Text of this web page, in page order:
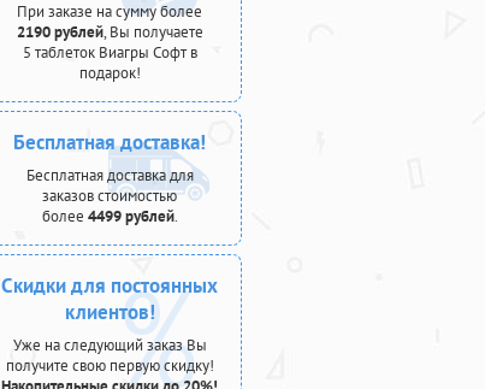
При заказе на сумму более
2190 рублей, Вы получаете
5 таблеток Виагры Софт в
подарок!
Бесплатная доставка!
Бесплатная доставка для
заказов стоимостью
более 4499 рублей.
Скидки для постоянных
клиентов!
Уже на следующий заказ Вы
получите свою первую скидку!